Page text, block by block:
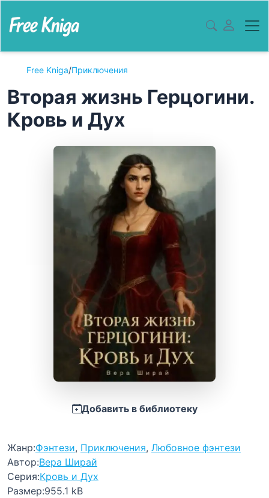
Free Kniga/Приключения
Вторая жизнь Герцогини.
Кровь и Дух
Добавить в библиотеку
Жанр:Фэнтези, Приключения, Любовное фэнтези
Автор:Вера Ширай
Серия:Кровь и Дух
Размер:955.1 kB